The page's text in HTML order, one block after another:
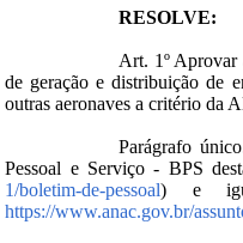
RESOLVE:
Art. 1º Aprovar
de geração e distribuição de
outras aeronaves a critério da
Parágrafo
Pessoal e Serviço - BPS
1/boletim-de-pessoal) e
https://www.anac.gov.br/